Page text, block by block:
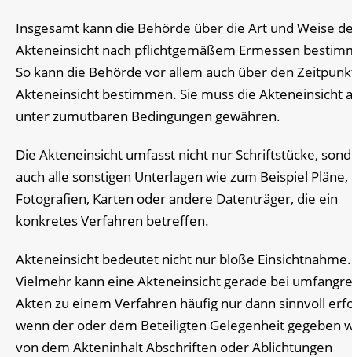
Insgesamt kann die Behörde über die Art und Weise
Akteneinsicht nach pflichtgemäßem Ermessen
So kann die Behörde vor allem auch über den
Akteneinsicht bestimmen. Sie muss die Akteneinsicht
unter zumutbaren Bedingungen gewähren.
Die Akteneinsicht umfasst nicht nur Schriftstücke,
auch alle sonstigen Unterlagen wie zum Beispiel Pläne,
Fotografien, Karten oder andere Datenträger, die ein
konkretes Verfahren betreffen.
Akteneinsicht bedeutet nicht nur bloße Einsichtnahme.
Vielmehr kann eine Akteneinsicht gerade bei
Akten zu einem Verfahren häufig nur dann sinnvoll
wenn der oder dem Beteiligten Gelegenheit gegeben
von dem Akteninhalt Abschriften oder Ablichtungen